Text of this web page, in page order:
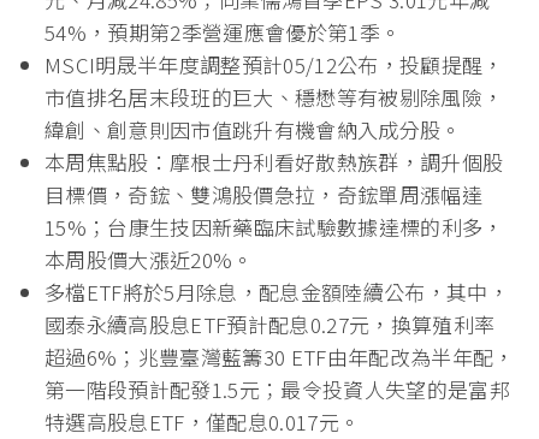
54%，預期第2季營運應會優於第1季。
MSCI明晟半年度調整預計05/12公布，投顧提醒，
市值排名居末段班的巨大、穩懋等有被剔除風險，
緯創、創意則因市值跳升有機會納入成分股。
本周焦點股：摩根士丹利看好散熱族群，調升個股
目標價，奇鋐、雙鴻股價急拉，奇鋐單周漲幅達
15%；台康生技因新藥臨床試驗數據達標的利多，
本周股價大漲近20%。
多檔ETF將於5月除息，配息金額陸續公布，其中，
國泰永續高股息ETF預計配息0.27元，換算殖利率
超過6%；兆豐臺灣藍籌30 ETF由年配改為半年配，
第一階段預計配發1.5元；最令投資人失望的是富邦
特選高股息ETF，僅配息0.017元。